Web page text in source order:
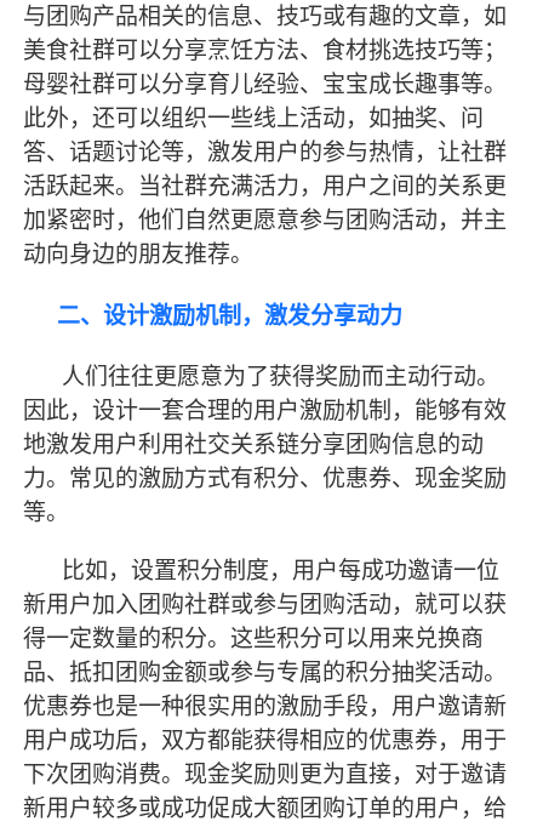
与团购产品相关的信息、技巧或有趣的文章，如
美食社群可以分享烹饪方法、食材挑选技巧等；
母婴社群可以分享育儿经验、宝宝成长趣事等。
此外，还可以组织一些线上活动，如抽奖、问
答、话题讨论等，激发用户的参与热情，让社群
活跃起来。当社群充满活力，用户之间的关系更
加紧密时，他们自然更愿意参与团购活动，并主
动向身边的朋友推荐。
二、设计激励机制，激发分享动力
人们往往更愿意为了获得奖励而主动行动。
因此，设计一套合理的用户激励机制，能够有效
地激发用户利用社交关系链分享团购信息的动
力。常见的激励方式有积分、优惠券、现金奖励
等。
比如，设置积分制度，用户每成功邀请一位
新用户加入团购社群或参与团购活动，就可以获
得一定数量的积分。这些积分可以用来兑换商
品、抵扣团购金额或参与专属的积分抽奖活动。
优惠券也是一种很实用的激励手段，用户邀请新
用户成功后，双方都能获得相应的优惠券，用于
下次团购消费。现金奖励则更为直接，对于邀请
新用户较多或成功促成大额团购订单的用户，给